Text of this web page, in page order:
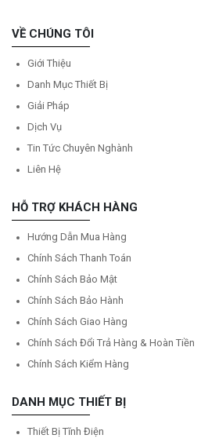
VỀ CHÚNG TÔI
Giới Thiệu
Danh Mục Thiết Bị
Giải Pháp
Dịch Vụ
Tin Tức Chuyên Nghành
Liên Hệ
HỖ TRỢ KHÁCH HÀNG
Hướng Dẫn Mua Hàng
Chính Sách Thanh Toán
Chính Sách Bảo Mật
Chính Sách Bảo Hành
Chính Sách Giao Hàng
Chính Sách Đổi Trả Hàng & Hoàn Tiền
Chính Sách Kiểm Hàng
DANH MỤC THIẾT BỊ
Thiết Bị Tĩnh Điện